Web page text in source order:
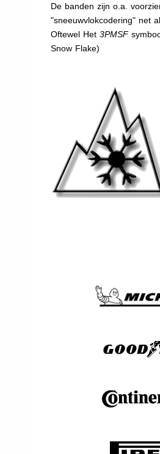
De banden zijn o.a.
"sneeuwvlokcodering" net
Oftewel Het3PMSF
Snow Flake)